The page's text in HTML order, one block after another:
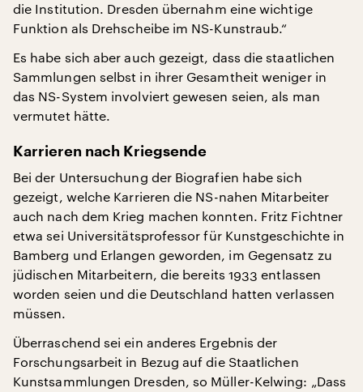
die Institution. Dresden übernahm eine wichtige
Funktion als Drehscheibe im NS-Kunstraub.“
Es habe sich aber auch gezeigt, dass die staatlichen
Sammlungen selbst in ihrer Gesamtheit weniger in
das NS-System involviert gewesen seien, als man
vermutet hätte.
Karrieren nach Kriegsende
Bei der Untersuchung der Biografien habe sich
gezeigt, welche Karrieren die NS-nahen Mitarbeiter
auch nach dem Krieg machen konnten. Fritz Fichtner
etwa sei Universitätsprofessor für Kunstgeschichte in
Bamberg und Erlangen geworden, im Gegensatz zu
jüdischen Mitarbeitern, die bereits 1933 entlassen
worden seien und die Deutschland hatten verlassen
müssen.
Überraschend sei ein anderes Ergebnis der
Forschungsarbeit in Bezug auf die Staatlichen
Kunstsammlungen Dresden, so Müller-Kelwing: „Dass